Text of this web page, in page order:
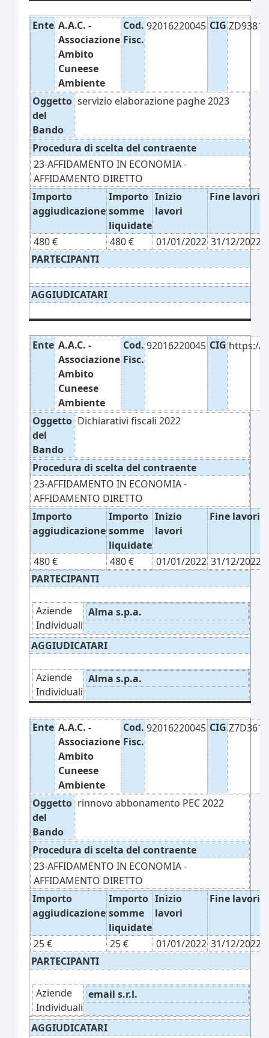
Ente A.A.C. -
Associazione
Ambito
Cuneese
Ambiente
Cod.
Fisc.
92016220045 CIG
Oggetto
del
Bando
servizio elaborazione paghe 2023
Procedura di scelta del contraente
23-AFFIDAMENTO IN ECONOMIA -
AFFIDAMENTO DIRETTO
Importo
aggiudicazione
Importo
somme
liquidate
Inizio
lavori
Fine lavori
480 € 480 € 01/01/2022 31/12/2022
PARTECIPANTI
AGGIUDICATARI
Ente A.A.C. -
Associazione
Ambito
Cuneese
Ambiente
Cod.
Fisc.
92016220045 CIG https://
Oggetto
del
Bando
Dichiarativi fiscali 2022
Procedura di scelta del contraente
23-AFFIDAMENTO IN ECONOMIA -
AFFIDAMENTO DIRETTO
Importo
aggiudicazione
Importo
somme
liquidate
Inizio
lavori
Fine lavori
480 € 480 € 01/01/2022 31/12/2022
PARTECIPANTI
Aziende
Individuali
Alma s.p.a.
AGGIUDICATARI
Aziende
Individuali
Alma s.p.a.
Ente A.A.C. -
Associazione
Ambito
Cuneese
Ambiente
Cod.
Fisc.
92016220045 CIG
Oggetto
del
Bando
rinnovo abbonamento PEC 2022
Procedura di scelta del contraente
23-AFFIDAMENTO IN ECONOMIA -
AFFIDAMENTO DIRETTO
Importo
aggiudicazione
Importo
somme
liquidate
Inizio
lavori
Fine lavori
25 € 25 € 01/01/2022 31/12/2022
PARTECIPANTI
Aziende
Individuali
email s.r.l.
AGGIUDICATARI